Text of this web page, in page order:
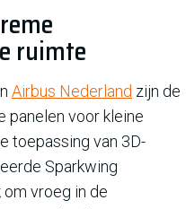
ruimte
Airbus Nederland zijn de
panelen voor kleine
toepassing van 3D-
Sparkwing
vroeg in de